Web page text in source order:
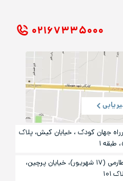
۰۲۱ ۶۷۳۳۵۰۰۰
جهان کودک ، خیابان کیش، پلاک
تهران، شادآباد، خیابان شهید طارمی (۱۷ شهریور)، خیایان پرچین،
۱۰۱